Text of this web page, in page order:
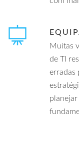
Muitas
de TI
erradas
planejar